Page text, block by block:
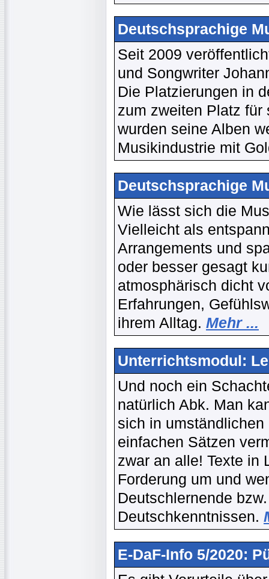
Deutschsprachige
Seit 2009
und Songwriter
Die Platzierungen in
zum zweiten Platz für
wurden seine Alben
Musikindustrie mit
Deutschsprachige
Wie lässt sich die
Vielleicht als
Arrangements und
oder besser gesagt
atmosphärisch dicht
Erfahrungen,
ihrem Alltag. Mehr ...
Unterrichtsmodul:
Und noch ein
natürlich Abk. Man
sich in
einfachen Sätzen
zwar an alle! Texte in
Forderung um und
Deutschlernende
Deutschkenntnissen.
E-DaF-Info 5/2020: